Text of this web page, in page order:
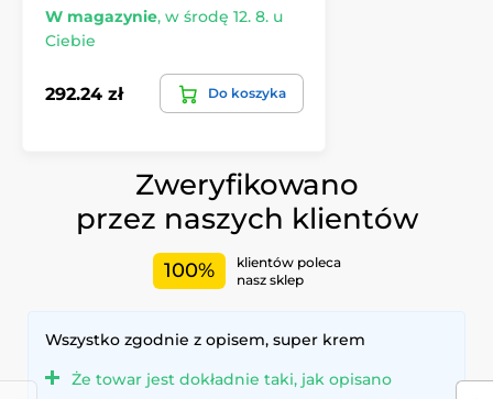
W magazynie, w środę 12. 8. u
Ciebie
292.24 zł Do koszyka
Zweryfikowano
przez naszych klientów
100%
klientów poleca
nasz sklep
Wszystko zgodnie z opisem, super krem
Że towar jest dokładnie taki, jak opisano